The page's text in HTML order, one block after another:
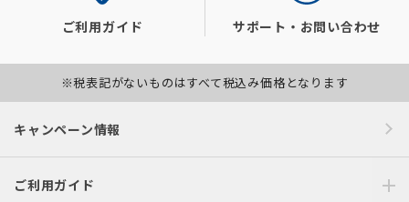
ご利用ガイド サポート・お問い合わせ
※税表記がないものはすべて税込み価格となります
キャンペーン情報
ご利用ガイド